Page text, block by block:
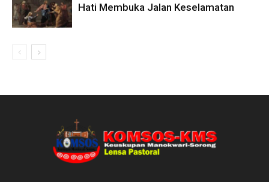
Hati Membuka Jalan Keselamatan